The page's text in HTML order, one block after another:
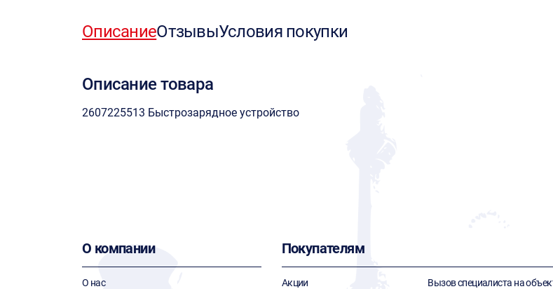
ОписаниеОтзывыУсловия покупки
Описание товара
2607225513 Быстрозарядное устройство
О компании
О нас
Покупателям
Акции
Вызов специалиста на